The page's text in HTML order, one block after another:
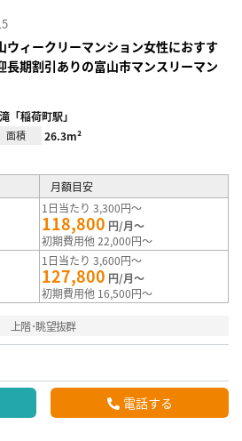
ウィークリーマンション女性におすす
期割引ありの富山市マンスリーマン
「稲荷町駅」
面積 26.3m²
月額目安
1日当たり 3,300円～
118,800 円/月～
初期費用他 22,000円～
1日当たり 3,600円～
127,800 円/月～
初期費用他 16,500円～
上階･眺望抜群
電話する